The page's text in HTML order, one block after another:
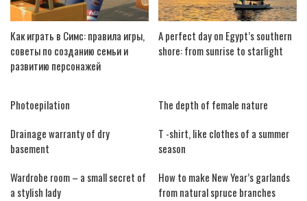
Как играть в Симс: правила игры,
советы по созданию семьи и
развитию персонажей
A perfect day on Egypt’s southern
shore: from sunrise to starlight
Photoepilation
The depth of female nature
Drainage warranty of dry
basement
T -shirt, like clothes of a summer
season
Wardrobe room – a small secret of
a stylish lady
How to make New Year’s garlands
from natural spruce branches